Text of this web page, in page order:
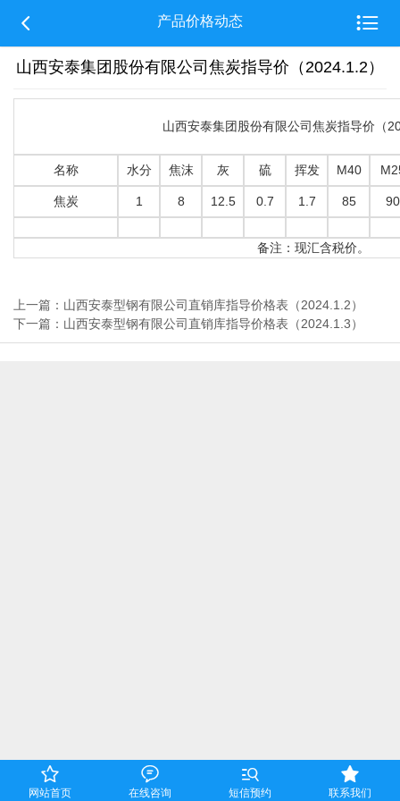
 产品价格动态 
山西安泰集团股份有限公司焦炭指导价（2024.1.2）
山西安泰集团股份有限公司焦炭指导价（
名称 水分 焦沫 灰 硫 挥发 M40
焦炭 1 8 12.5 0.7 1.7 85 90
备注：现汇含税价。
上一篇：山西安泰型钢有限公司直销库指导价格表（2024.1.2）
下一篇：山西安泰型钢有限公司直销库指导价格表（2024.1.3）

网站首页

在线咨询

短信预约

联系我们